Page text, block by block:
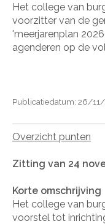
Het college van
voorzitter van de
'meerjarenplan
agenderen op de
Publicatiedatum: 26/
Overzicht punten
Zitting van 24
Korte omschrijving
Het college van
voorstel tot